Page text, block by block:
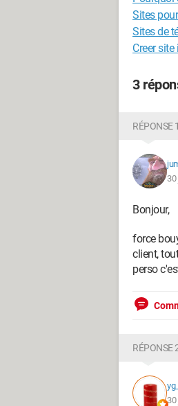
Sites
Sites de
Creer site
3
RÉPONSE
30
Bonjour,
force
client,
perso
RÉPONSE
30